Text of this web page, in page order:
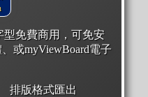
型免費商用，可免安
或myViewBoard電子
排版格式匯出